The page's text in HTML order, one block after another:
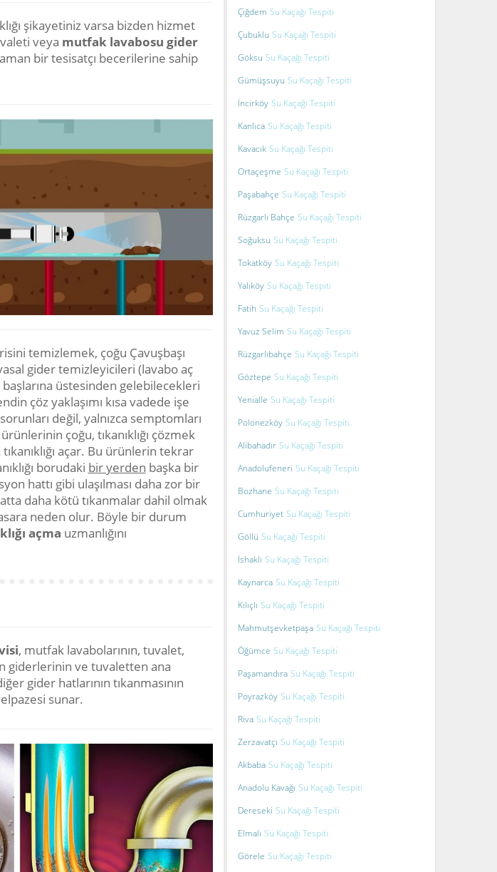
şikayetiniz varsa bizden hizmet
veya mutfak lavabosu gider
bir tesisatçı becerilerine sahip
temizlemek, çoğu Çavuşbaşı
gider temizleyicileri (lavabo aç
üstesinden gelebilecekleri
çöz yaklaşımı kısa vadede işe
değil, yalnızca semptomları
çoğu, tıkanıklığı çözmek
açar. Bu ürünlerin tekrar
borudaki bir yerden başka bir
hattı gibi ulaşılması daha zor bir
daha kötü tıkanmalar dahil olmak
neden olur. Böyle bir durum
açma uzmanlığını
, mutfak lavabolarının, tuvalet,
giderlerinin ve tuvaletten ana
gider hatlarının tıkanmasının
sunar.
Çiğdem Su Kaçağı Tespiti
Çubuklu Su Kaçağı Tespiti
Göksu Su Kaçağı Tespiti
Gümüşsuyu Su Kaçağı Tespiti
İncirköy Su Kaçağı Tespiti
Kanlıca Su Kaçağı Tespiti
Kavacık Su Kaçağı Tespiti
Ortaçeşme Su Kaçağı Tespiti
Paşabahçe Su Kaçağı Tespiti
Rüzgarlı Bahçe Su Kaçağı Tespiti
Soğuksu Su Kaçağı Tespiti
Tokatköy Su Kaçağı Tespiti
Yalıköy Su Kaçağı Tespiti
Fatih Su Kaçağı Tespiti
Yavuz Selim Su Kaçağı Tespiti
Rüzgarlıbahçe Su Kaçağı Tespiti
Göztepe Su Kaçağı Tespiti
Yenialle Su Kaçağı Tespiti
Polonezköy Su Kaçağı Tespiti
Alibahadır Su Kaçağı Tespiti
Anadolufeneri Su Kaçağı Tespiti
Bozhane Su Kaçağı Tespiti
Cumhuriyet Su Kaçağı Tespiti
Göllü Su Kaçağı Tespiti
İshaklı Su Kaçağı Tespiti
Kaynarca Su Kaçağı Tespiti
Kılıçlı Su Kaçağı Tespiti
Mahmutşevketpaşa Su Kaçağı Tespiti
Öğümce Su Kaçağı Tespiti
Paşamandıra Su Kaçağı Tespiti
Poyrazköy Su Kaçağı Tespiti
Riva Su Kaçağı Tespiti
Zerzavatçı Su Kaçağı Tespiti
Akbaba Su Kaçağı Tespiti
Anadolu Kavağı Su Kaçağı Tespiti
Dereseki Su Kaçağı Tespiti
Elmalı Su Kaçağı Tespiti
Görele Su Kaçağı Tespiti